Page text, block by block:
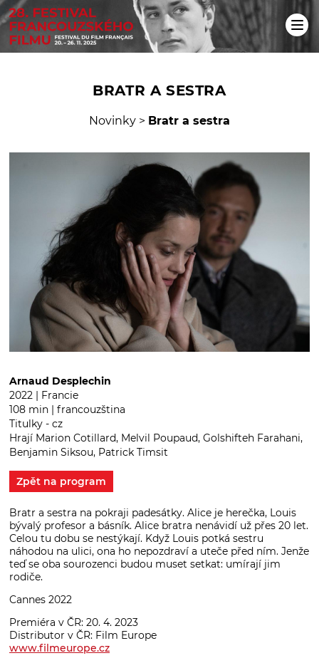
BRATR A SESTRA
Novinky > Bratr a sestra
Arnaud Desplechin
2022 | Francie
108 min | francouzština
Titulky - cz
Hrají Marion Cotillard, Melvil Poupaud, Golshifteh Farahani,
Benjamin Siksou, Patrick Timsit
Zpět na program
Bratr a sestra na pokraji padesátky. Alice je herečka, Louis
bývalý profesor a básník. Alice bratra nenávidí už přes 20 let.
Celou tu dobu se nestýkají. Když Louis potká sestru
náhodou na ulici, ona ho nepozdraví a uteče před ním. Jenže
teď se oba sourozenci budou muset setkat: umírají jim
rodiče.
Cannes 2022
Premiéra v ČR: 20. 4. 2023
Distributor v ČR: Film Europe
www.filmeurope.cz